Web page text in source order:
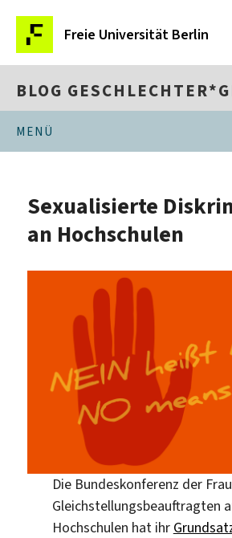
Freie Universität Berlin
BLOG
MENÜ
Sexualisierte
an Hochschulen
Die Bundeskonferenz der
Gleichstellungsbeauftragten
Hochschulen hat ihr